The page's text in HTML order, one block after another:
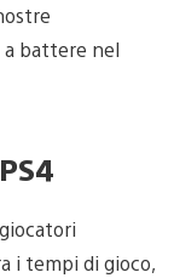
battere nel
i tempi di gioco,